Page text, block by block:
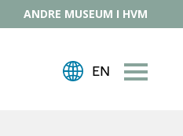
ANDRE MUSEUM I HVM